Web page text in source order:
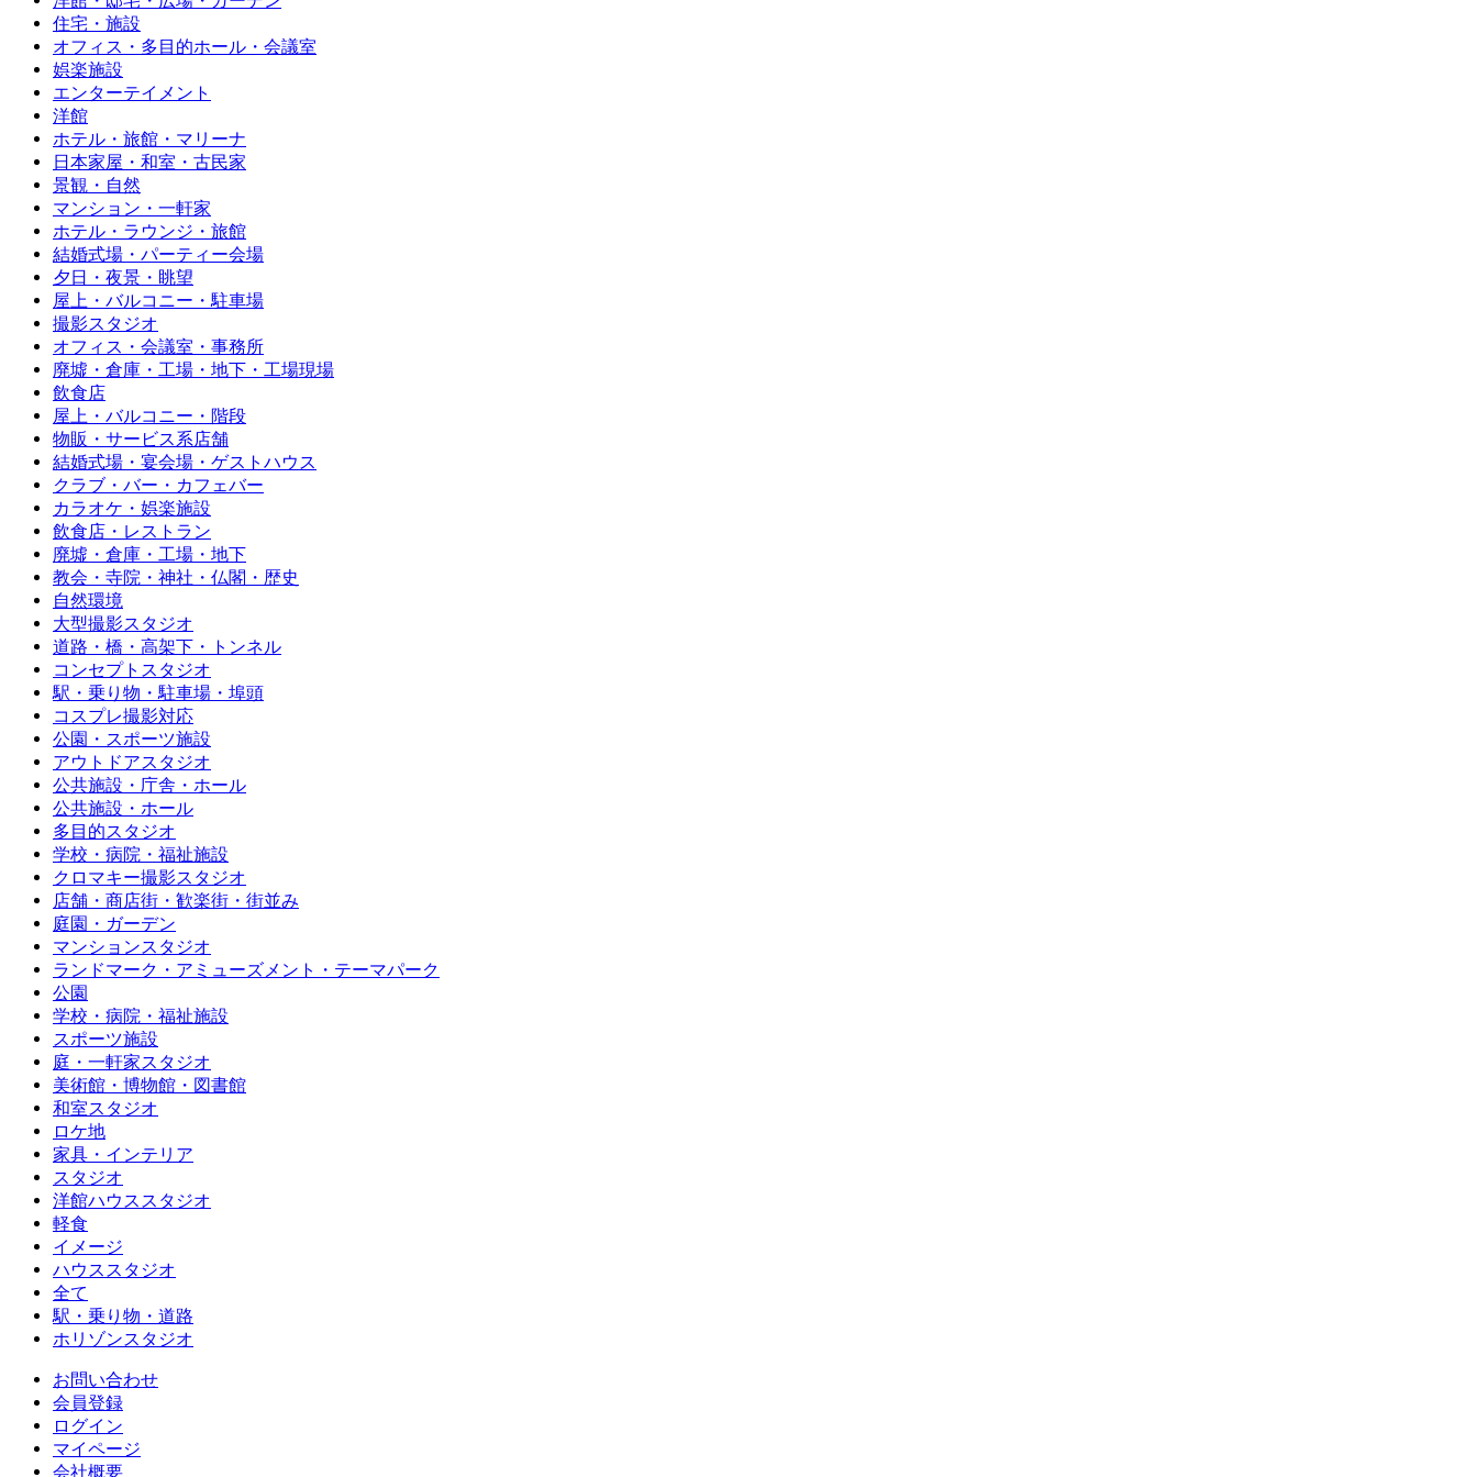
住宅・施設
オフィス・多目的ホール・会議室
娯楽施設
エンターテイメント
洋館
ホテル・旅館・マリーナ
日本家屋・和室・古民家
景観・自然
マンション・一軒家
ホテル・ラウンジ・旅館
結婚式場・パーティー会場
夕日・夜景・眺望
屋上・バルコニー・駐車場
撮影スタジオ
オフィス・会議室・事務所
廃墟・倉庫・工場・地下・工場現場
飲食店
屋上・バルコニー・階段
物販・サービス系店舗
結婚式場・宴会場・ゲストハウス
クラブ・バー・カフェバー
カラオケ・娯楽施設
飲食店・レストラン
廃墟・倉庫・工場・地下
教会・寺院・神社・仏閣・歴史
自然環境
大型撮影スタジオ
道路・橋・高架下・トンネル
コンセプトスタジオ
駅・乗り物・駐車場・埠頭
コスプレ撮影対応
公園・スポーツ施設
アウトドアスタジオ
公共施設・庁舎・ホール
公共施設・ホール
多目的スタジオ
学校・病院・福祉施設
クロマキー撮影スタジオ
店舗・商店街・歓楽街・街並み
庭園・ガーデン
マンションスタジオ
ランドマーク・アミューズメント・テーマパーク
公園
学校・病院・福祉施設
スポーツ施設
庭・一軒家スタジオ
美術館・博物館・図書館
和室スタジオ
ロケ地
家具・インテリア
スタジオ
洋館ハウススタジオ
軽食
イメージ
ハウススタジオ
全て
駅・乗り物・道路
ホリゾンスタジオ
お問い合わせ
会員登録
ログイン
マイページ
会社概要